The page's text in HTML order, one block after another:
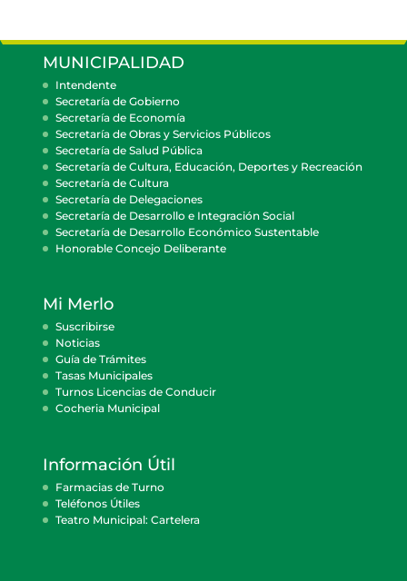
MUNICIPALIDAD
Intendente
Secretaría de Gobierno
Secretaría de Economía
Secretaría de Obras y Servicios Públicos
Secretaría de Salud Pública
Secretaría de Cultura, Educación, Deportes y Recreación
Secretaría de Cultura
Secretaría de Delegaciones
Secretaría de Desarrollo e Integración Social
Secretaría de Desarrollo Económico Sustentable
Honorable Concejo Deliberante
Mi Merlo
Suscribirse
Noticias
Guía de Trámites
Tasas Municipales
Turnos Licencias de Conducir
Cocheria Municipal
Información Útil
Farmacias de Turno
Teléfonos Útiles
Teatro Municipal: Cartelera